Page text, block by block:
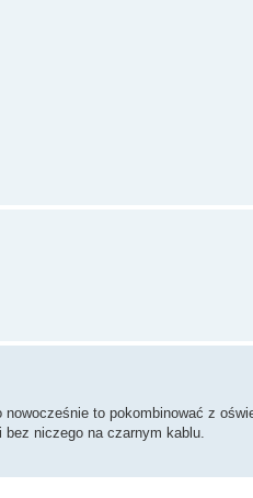
to pokombinować z
niczego na czarnym kablu.